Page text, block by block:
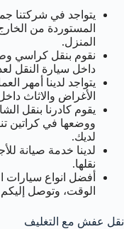
يتواجد في شركتنا
المستوردة من
المنزل.
نقوم بنقل كراسي
داخل سيارة النقل
يتواجد لدينا أمهر
الأغراض والاثاث
يقوم كادرنا بنقل
ووضعها في كراتين
لديك.
لدينا خدمة صيانة
نقلها.
أفضل انواع سيارات
الوقت، وتوصل
نقل عفش مع التغليف